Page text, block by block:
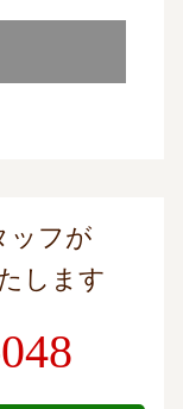
ッフが
します